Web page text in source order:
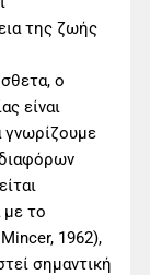
της ζωής
ο
είναι
γνωρίζουμε
με το
1962),
σηµαντική